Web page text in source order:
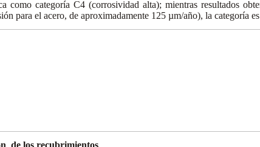
como categoría C4 (corrosividad alta); mientras resultados
para el acero, de aproximadamente 125 µm/año), la categoría
de los recubrimientos